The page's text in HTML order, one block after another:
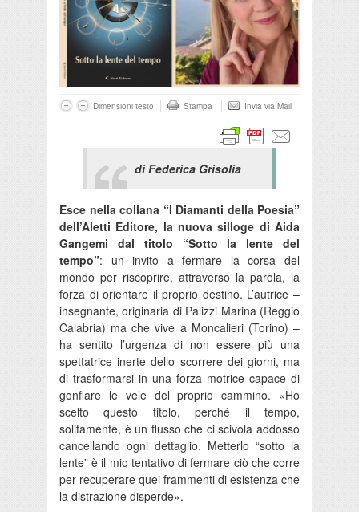
Dimensioni testo Stampa Invia via Mail
di Federica Grisolia
Esce nella collana “I Diamanti della Poesia”
dell’Aletti Editore, la nuova silloge di Aida
Gangemi dal titolo “Sotto la lente del
tempo”: un invito a fermare la corsa del
mondo per riscoprire, attraverso la parola, la
forza di orientare il proprio destino. L’autrice –
insegnante, originaria di Palizzi Marina (Reggio
Calabria) ma che vive a Moncalieri (Torino) –
ha sentito l’urgenza di non essere più una
spettatrice inerte dello scorrere dei giorni, ma
di trasformarsi in una forza motrice capace di
gonfiare le vele del proprio cammino. «Ho
scelto questo titolo, perché il tempo,
solitamente, è un flusso che ci scivola addosso
cancellando ogni dettaglio. Metterlo “sotto la
lente” è il mio tentativo di fermare ciò che corre
per recuperare quei frammenti di esistenza che
la distrazione disperde».